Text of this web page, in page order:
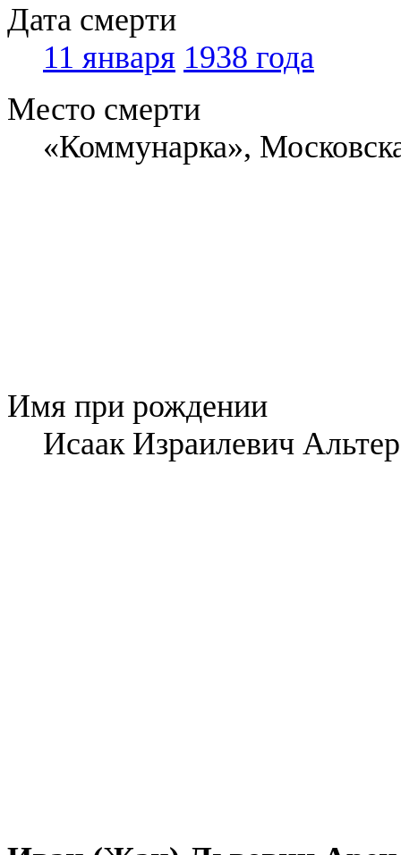
Дата смерти
11 января 1938 года
Место смерти
«Коммунарка»,
Имя при рождении
Исаак Израилевич Альтер